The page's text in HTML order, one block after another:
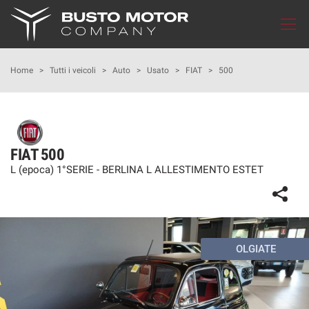
HOME
IN MOTUM
MONDO SEAT
Home > Tutti i veicoli > Auto > Usato > FIAT > 500
FIAT 500
L (epoca) 1°SERIE - BERLINA L ALLESTIMENTO ESTET
OLGIATE
Le
tue
preferenze
di
seguente
pannello
ti
consente
di
tue